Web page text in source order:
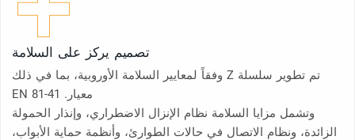
تصميم يركز على السلامة
تم تطوير سلسلة Z وفقاً لمعايير السلامة الأوروبية، بما في ذلك
معيار. EN 81-41
وتشمل مزايا السلامة نظام الإنزال الاضطراري، وإنذار الحمولة
الزائدة، ونظام الاتصال في حالات الطوارئ، وأنظمة حماية الأبواب،